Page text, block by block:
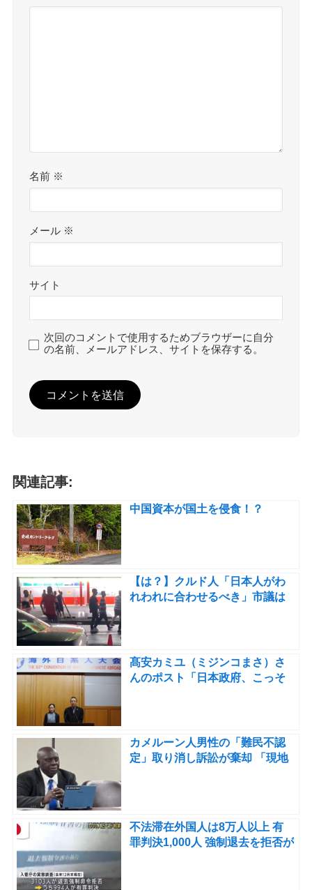
名前 ※
メール ※
サイト
次回のコメントで使用するためブラウザーに自分
の名前、メールアドレス、サイトを保存する。
関連記事:
中国資本が国土を侵食！？
【は？】クルド人「日本人がわ
れわれに合わせるべき」市議は
髙安カミユ（ミジンコまさ）さ
んのポスト「日本政府、こっそ
カメルーン人男性の「難民不認
定」取り消し訴訟が棄却 「現地
不法滞在外国人は8万人以上 有
罪判決1,000人 強制退去を拒否が